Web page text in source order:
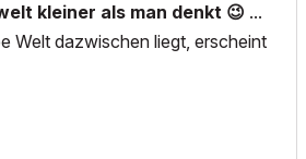
kleiner als man denkt 😉 ...
Welt dazwischen liegt, erscheint